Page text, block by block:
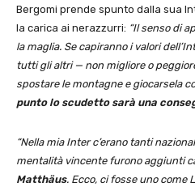
Bergomi prende spunto dalla sua
la carica ai nerazzurri: “Il senso di
la maglia. Se capiranno i valori
tutti gli altri — non migliore o
spostare le montagne e giocarsela
punto lo scudetto sarà una
“Nella mia Inter c’erano tanti
mentalità vincente furono aggiunti
Matthäus. Ecco, ci fosse uno come